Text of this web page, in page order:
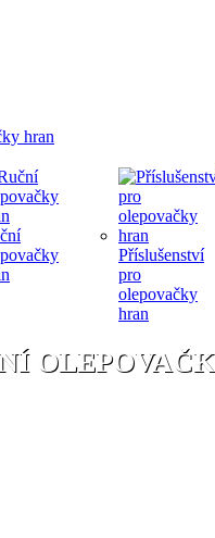
hran
Příslušenství
pro
olepovačky
hran